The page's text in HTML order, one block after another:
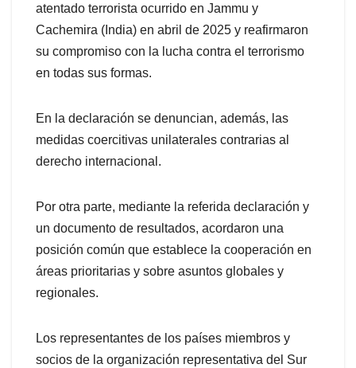
atentado terrorista ocurrido en Jammu y
Cachemira (India) en abril de 2025 y reafirmaron
su compromiso con la lucha contra el terrorismo
en todas sus formas.
En la declaración se denuncian, además, las
medidas coercitivas unilaterales contrarias al
derecho internacional.
Por otra parte, mediante la referida declaración y
un documento de resultados, acordaron una
posición común que establece la cooperación en
áreas prioritarias y sobre asuntos globales y
regionales.
Los representantes de los países miembros y
socios de la organización representativa del Sur